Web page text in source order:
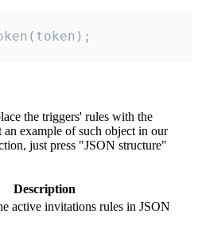
the triggers' rules with the
an example of such object in our
just press "JSON structure"
Description
active invitations rules in JSON